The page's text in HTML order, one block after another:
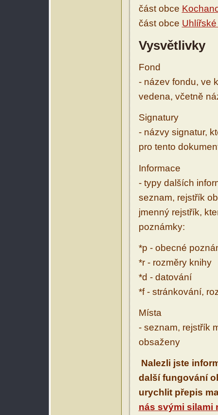
část obce
část obce
Vysvětlivky
Fond
- název fondu, ve
vedena, včetně
Signatury
- názvy signatur,
pro tento
Informace
- typy dalších
seznam, rejstřík
jmenný rejstřík,
poznámky:
*p - obecné
*r - rozměry knihy
*d - datování
*f - stránkování,
Místa
- seznam, rejstřík
obsaženy
Nalezli jste
další fungování
urychlit přepis
nás svými silami